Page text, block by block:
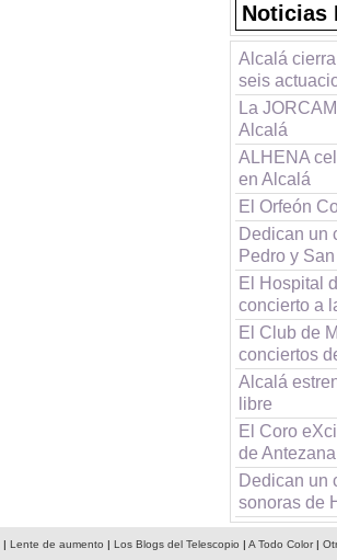
Noticias
Alcalá
seis
La
Alcalá
ALHENA
en Alcalá
El Orfeón
Dedican un
Pedro y
El Hospital
concierto a
El Club de
conciertos
Alcalá
libre
El Coro
de Antezana
Dedican un
sonoras de
| Lente de aumento | Los Blogs del Telescopio | A Todo Color|